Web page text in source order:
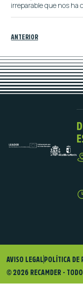
irreparable que nos ha
ANTERIOR
© 2026 RECAMDER -
AVISO LEGAL POLÍTICA DE